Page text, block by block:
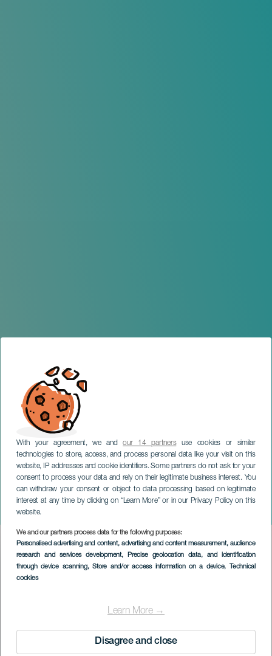
With your agreement, we andour 14 partnersuse cookies or similar
technologies to store, access, and process personal data like your visit on this
website, IP addresses and cookie identifiers. Some partners do not ask for your
consent to process your data and rely on their legitimate business interest. You
can withdraw your consent or object to data processing based on legitimate
interest at any time by clicking on “Learn More” or in our Privacy Policy on this
website.
We and our partners process data for the following purposes:
Personalised advertising and content, advertising and content measurement, audience
research and services development, Precise geolocation data, and identification
through device scanning, Store and/or access information on a device, Technical
cookies
Learn More →
Disagree and close
All Love koncert
GRAN CANARIA
Imagen
Listado